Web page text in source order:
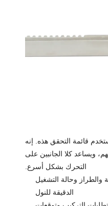
قائمة التحقق هذه. إنه
ويساعد كلا الجانبين على
التحرك بشكل أسرع.
والطراز وحالة التشغيل
الدقيقة للنول